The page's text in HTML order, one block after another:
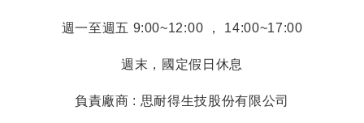
週一至週五 9:00~12:00 ， 14:00~17:00
週末，國定假日休息
負責廠商 : 思耐得生技股份有限公司